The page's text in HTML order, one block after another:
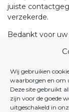
Wij gebruiken
waarborgen en om
Deze site gebruikt
zijn voor de goede
uitgeschakeld in
juiste
verzekerde.
Bedankt voor